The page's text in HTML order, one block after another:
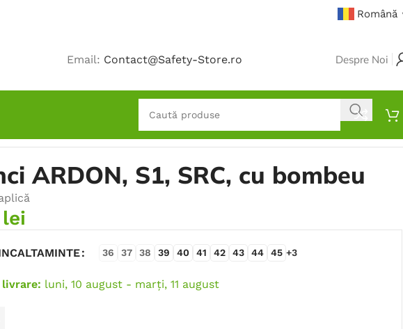
Română
Email: Contact@Safety-Store.ro Despre Noi
ARDON, S1, SRC, cu bombeu
lei
36 37 38 39 40 41 42 43 44 45 +3
luni, 10 august - marți, 11 august